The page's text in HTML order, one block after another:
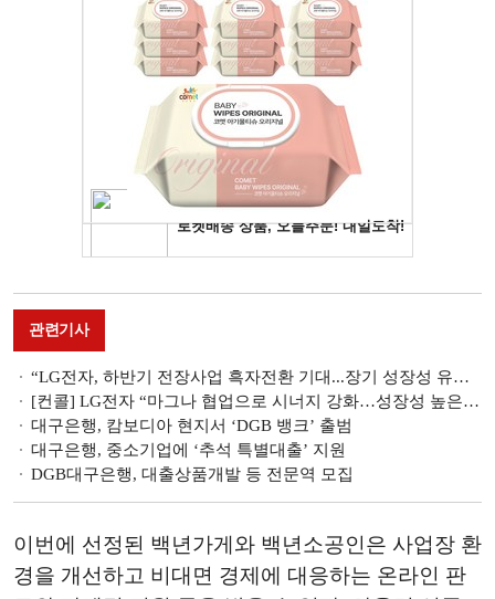
관련기사
“LG전자, 하반기 전장사업 흑자전환 기대...장기 성장성 유효”- 하나금융투자
[컨콜] LG전자 “마그나 협업으로 시너지 강화…성장성 높은 신사업 진출”
대구은행, 캄보디아 현지서 ‘DGB 뱅크’ 출범
대구은행, 중소기업에 ‘추석 특별대출’ 지원
DGB대구은행, 대출상품개발 등 전문역 모집
이번에 선정된 백년가게와 백년소공인은 사업장 환
경을 개선하고 비대면 경제에 대응하는 온라인 판